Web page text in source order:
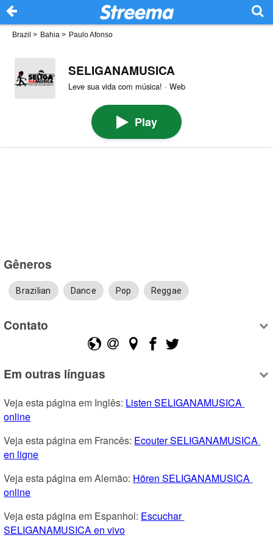
Brazil > Bahia > Paulo Afonso
SELIGANAMUSICA
Leve sua vida com música! · Web
Play
Gêneros
Brazilian Dance Pop Reggae
Contato
Em outras línguas
Veja esta página em Inglês: Listen SELIGANAMUSICA
online
Veja esta página em Francês: Ecouter SELIGANAMUSICA
en ligne
Veja esta página em Alemão: Hören SELIGANAMUSICA
online
Veja esta página em Espanhol: Escuchar
SELIGANAMUSICA en vivo